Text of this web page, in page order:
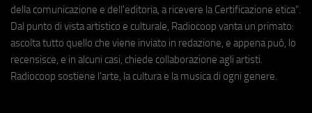
della comunicazione e dell'editoria, a ricevere la Certificazione etica".
Dal punto di vista artistico e culturale, Radiocoop vanta un primato:
ascolta tutto quello che viene inviato in redazione, e appena può, lo
recensisce, e in alcuni casi, chiede collaborazione agli artisti.
Radiocoop sostiene l'arte, la cultura e la musica di ogni genere.